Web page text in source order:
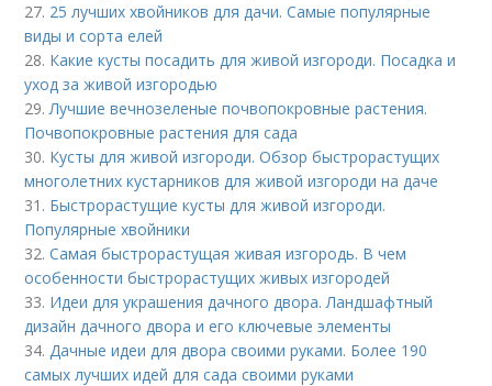
27. 25 лучших хвойников для дачи. Самые популярные
виды и сорта елей
28. Какие кусты посадить для живой изгороди. Посадка и
уход за живой изгородью
29.Лучшие вечнозеленые почвопокровные растения.
Почвопокровные растения для сада
30. Кусты для живой изгороди. Обзор быстрорастущих
многолетних кустарников для живой изгороди на даче
31. Быстрорастущие кусты для живой изгороди.
Популярные хвойники
32.Самая быстрорастущая живая изгородь. В чем
особенности быстрорастущих живых изгородей
33. Идеи для украшения дачного двора. Ландшафтный
дизайн дачного двора и его ключевые элементы
34.Дачные идеи для двора своими руками. Более 190
самых лучших идей для сада своими руками